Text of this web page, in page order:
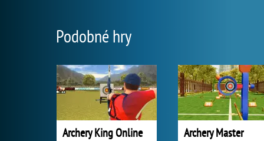
Podobné hry
Archery King Online Archery Master